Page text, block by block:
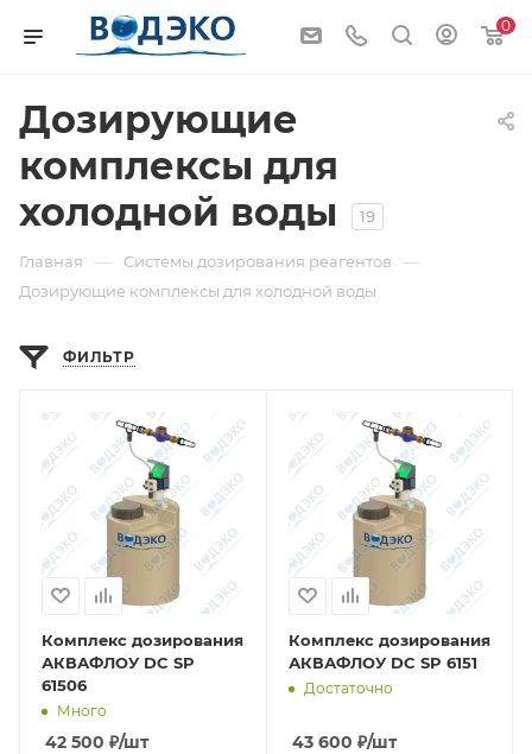
0
Дозирующие
комплексы для
холодной воды
19
Главная — Системы дозирования реагентов —
Дозирующие комплексы для холодной воды
ФИЛЬТР
Комплекс дозирования
АКВАФЛОУ DC SP
61506
Много
42 500 ₽/шт
Комплекс дозирования
АКВАФЛОУ DC SP 6151
Достаточно
43 600 ₽/шт